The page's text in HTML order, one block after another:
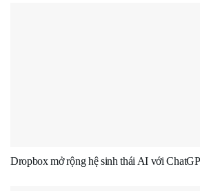
Dropbox mở rộng hệ sinh thái AI với